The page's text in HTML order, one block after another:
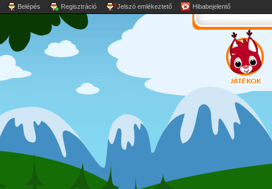
Belépés Regisztráció Jelszó emlékeztető Hibabejelentő